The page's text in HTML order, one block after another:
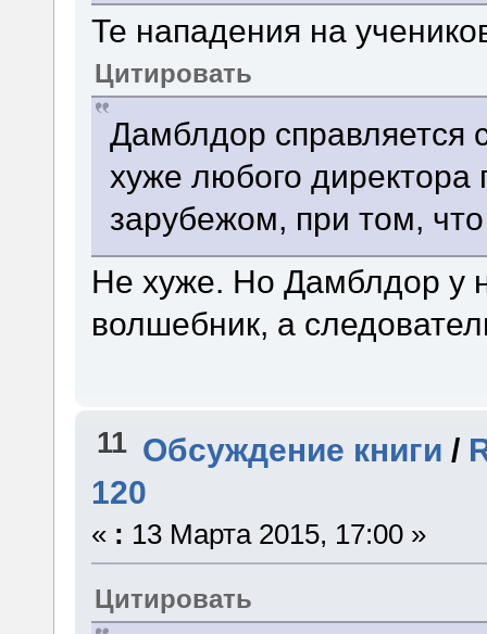
Те нападения на
Цитировать
Дамблдор справляется
хуже любого директора
зарубежом, при том,
Не хуже. Но Дамблдор у
волшебник, а
11 Обсуждение книги /
120
« : 13 Марта 2015, 17:00 »
Цитировать